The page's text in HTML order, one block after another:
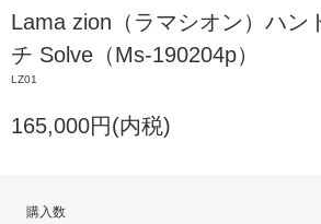
Lama zion（ラマシオン）ハン
チ Solve（Ms-190204p）
LZ01
165,000円(内税)
購入数